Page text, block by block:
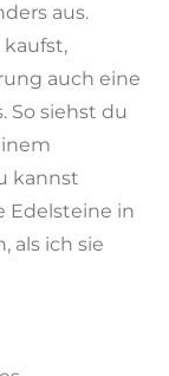
aus.
auch eine
So siehst du
kannst
Edelsteine in
als ich sie